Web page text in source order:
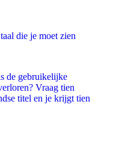
die je moet zien
de gebruikelijke
Vraag tien
titel en je krijgt tien